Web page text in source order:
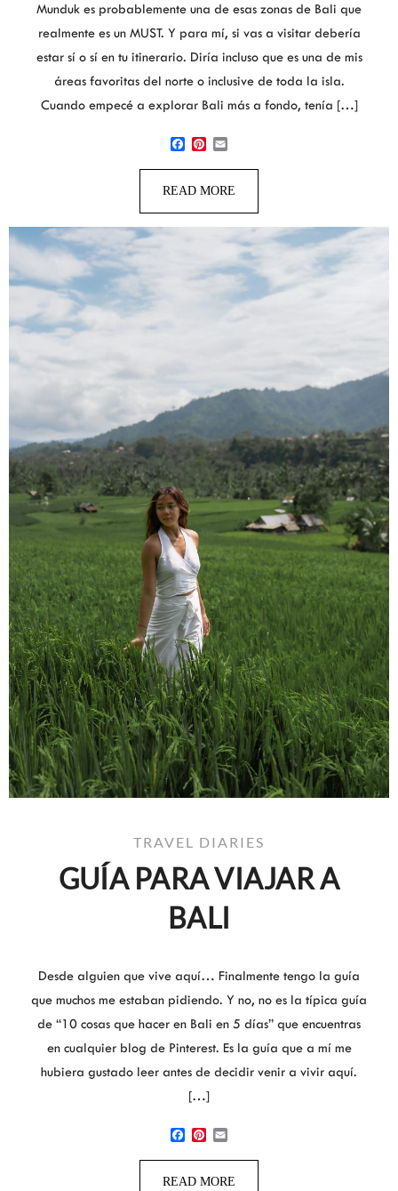
Munduk es probablemente una de esas zonas de Bali que
realmente es un MUST. Y para mí, si vas a visitar debería
estar sí o sí en tu itinerario. Diría incluso que es una de mis
áreas favoritas del norte o inclusive de toda la isla.
Cuando empecé a explorar Bali más a fondo, tenía […]
READ MORE
TRAVEL DIARIES
GUÍA PARA VIAJAR A
BALI
Desde alguien que vive aquí… Finalmente tengo la guía
que muchos me estaban pidiendo. Y no, no es la típica guía
de “10 cosas que hacer en Bali en 5 días” que encuentras
en cualquier blog de Pinterest. Es la guía que a mí me
hubiera gustado leer antes de decidir venir a vivir aquí.
[…]
READ MORE